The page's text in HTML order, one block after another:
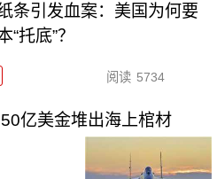
条引发血案：美国为何要
“托底”？
阅读 5734
亿美金堆出海上棺材